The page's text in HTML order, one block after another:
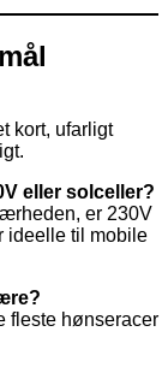
kort, ufarligt
eller solceller?
er 230V
ideelle til mobile
fleste hønseracer